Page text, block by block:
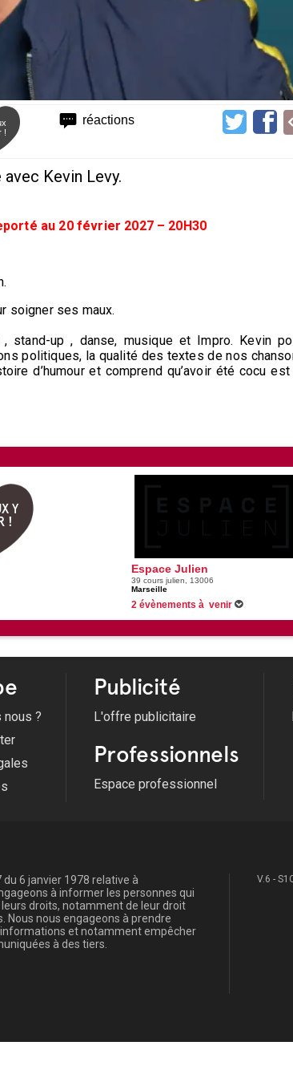
réactions
!
Kevin Levy.
au 20 février 2027 – 20H30
soigner ses maux.
stand-up , danse, musique et Impro. Kevin
politiques, la qualité des textes de nos
d’humour et comprend qu’avoir été cocu
Y
!
Espace Julien
39 cours julien, 13006
Marseille
2 évènements à venir
nous ?
Publicité
L'offre publicitaire
Professionnels
Espace professionnel
6 janvier 1978 relative à
à informer les personnes qui
droits, notamment de leur droit
Nous nous engageons à prendre
et notamment empêcher
à des tiers.
V.6 -